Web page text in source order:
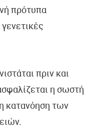
πρότυπα
γενετικές
πριν και
η σωστή
κατανόηση των